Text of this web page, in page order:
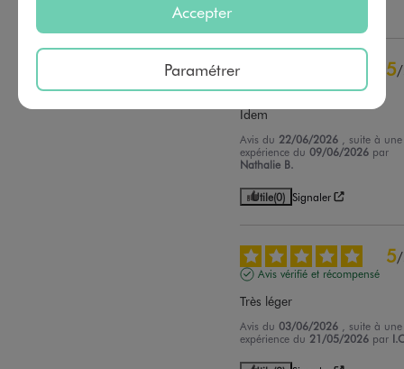
5/
Avis vérifié et récompensé
Idem
Avis du 22/06/2026
, suite à une
expérience du09/06/2026 par
Nathalie B.
Utile(0) Signaler
5/
Avis vérifié et récompensé
Très léger
Avis du03/06/2026
, suite à une
expérience du 21/05/2026 par
Accepter
Paramétrer